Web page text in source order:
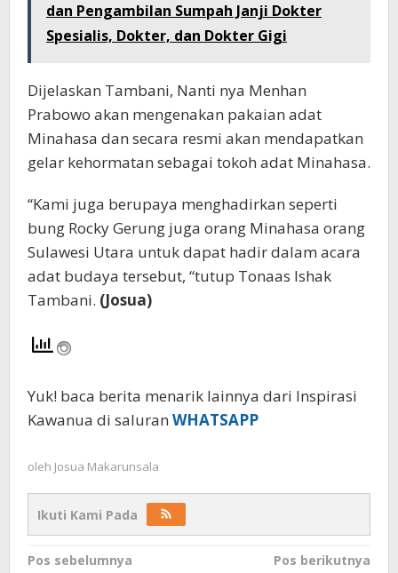
dan Pengambilan Sumpah Janji Dokter
Spesialis, Dokter, dan Dokter Gigi
Dijelaskan Tambani, Nanti nya Menhan
Prabowo akan mengenakan pakaian adat
Minahasa dan secara resmi akan mendapatkan
gelar kehormatan sebagai tokoh adat Minahasa.
“Kami juga berupaya menghadirkan seperti
bung Rocky Gerung juga orang Minahasa orang
Sulawesi Utara untuk dapat hadir dalam acara
adat budaya tersebut, “tutup Tonaas Ishak
Tambani. (Josua)
Yuk! baca berita menarik lainnya dari Inspirasi
Kawanua di saluran WHATSAPP
oleh Josua Makarunsala
Ikuti Kami Pada
Navigasi
Pos sebelumnya
Pos berikutnya